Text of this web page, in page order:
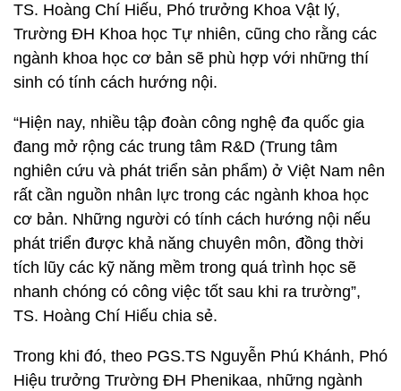
TS. Hoàng Chí Hiếu, Phó trưởng Khoa Vật lý,
Trường ĐH Khoa học Tự nhiên, cũng cho rằng các
ngành khoa học cơ bản sẽ phù hợp với những thí
sinh có tính cách hướng nội.
“Hiện nay, nhiều tập đoàn công nghệ đa quốc gia
đang mở rộng các trung tâm R&D (Trung tâm
nghiên cứu và phát triển sản phẩm) ở Việt Nam nên
rất cần nguồn nhân lực trong các ngành khoa học
cơ bản. Những người có tính cách hướng nội nếu
phát triển được khả năng chuyên môn, đồng thời
tích lũy các kỹ năng mềm trong quá trình học sẽ
nhanh chóng có công việc tốt sau khi ra trường”,
TS. Hoàng Chí Hiếu chia sẻ.
Trong khi đó, theo PGS.TS Nguyễn Phú Khánh, Phó
Hiệu trưởng Trường ĐH Phenikaa, những ngành